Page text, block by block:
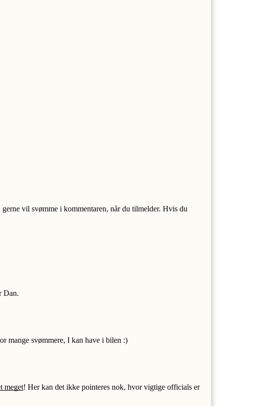
vil svømme i kommentaren, når du tilmelder. Hvis du
Dan.
mange svømmere, I kan have i bilen :)
meget! Her kan det ikke pointeres nok, hvor vigtige officials er